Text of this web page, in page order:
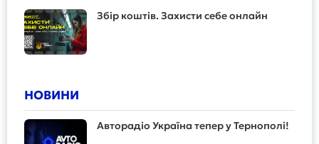
Збір коштів. Захисти себе онлайн
НОВИНИ
Авторадіо Україна тепер у Тернополі!